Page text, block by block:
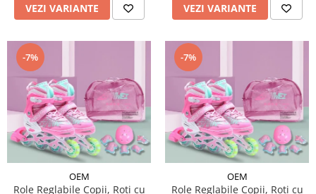
VEZI VARIANTE VEZI VARIANTE
-7%
OEM
Role Reglabile Copii, Roti cu
-7%
OEM
Role Reglabile Copii, Roti cu